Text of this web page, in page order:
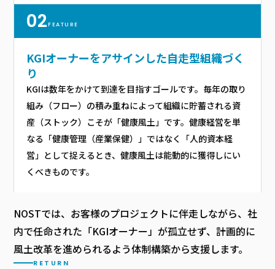
02FEATURE
KGIオーナーをアサインした自走型組織づく
り
KGIは数年をかけて到達を目指すゴールです。毎年の取り
組み（フロー）の積み重ねによって組織に貯蓄される資
産（ストック）こそが「健康風土」です。健康経営を単
なる「健康管理（産業保健）」ではなく「人的資本経
営」として捉えるとき、健康風土は能動的に獲得しにい
くべきものです。
NOSTでは、お客様のプロジェクトに伴走しながら、社
内で任命された「KGIオーナー」が孤立せず、計画的に
風土改革を進められるよう体制構築から支援します。
RETURN